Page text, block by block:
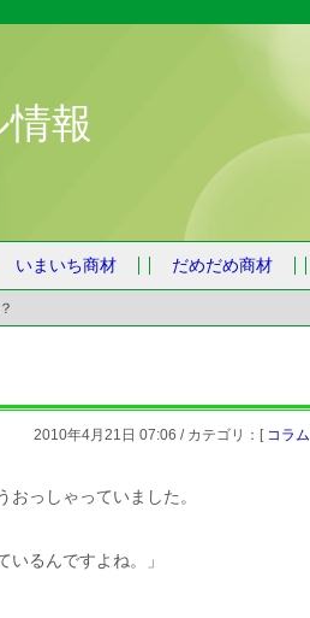
報
いまいち商材 だめだめ商材
2010年4月21日 07:06 / カテゴリ：[ コラム
っしゃっていました。
いるんですよね。」